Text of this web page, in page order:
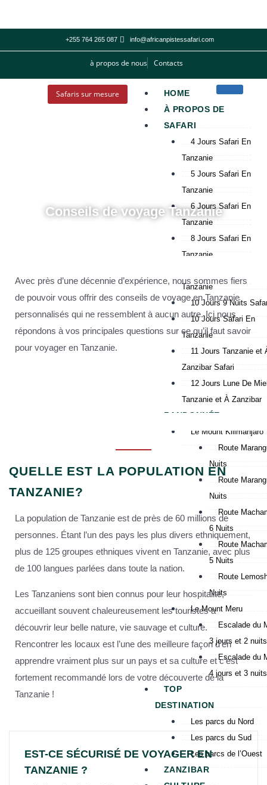
+255 764 265 087 info@africanpistessafari.com
à propos de nous Contacts
Safaris sur mesure
HOME
À PROPOS DE
SAFARI
4 Jours Safari En
Tanzanie
5 Jours Safari En
Tanzanie
6 Jours Safari En
Tanzanie
8 Jours Safari En
Tanzanie
Tanzanie
10 Jours 9 Nuits
10 Jours Safari En
Tanzanie
11 Jours Tanzanie et
Zanzibar Safari
12 Jours Lune De
Tanzanie et À Zanzibar
RANDONNÉE
Le Mount Kilimanjaro
Route
Nuits
Route
Nuits
Route
6 Nuits
Route
5 Nuits
Route
Nuits
Le Mount Meru
Escalade du
3 jours et 2 nuits
Escalade du
4 jours et 3 nuits
TOP
DESTINATION
Les parcs du Nord
Les parcs du Sud
Les parcs de l’Ouest
ZANZIBAR
Conseils de voyage Tanzanie
Avec près d’une décennie d’expérience, nous sommes fiers
de pouvoir vous offrir des conseils de voyage en Tanzanie
personnalisés qui ne ressemblent à aucun autre. Ici nous
répondons à vos principales questions sur ce qu’il faut savoir
pour voyager en Tanzanie.
QUELLE EST LA POPULATION EN
TANZANIE?
La population de Tanzanie est de près de 60 millions de
personnes. Étant l’un des pays les plus divers ethniquement,
plus de 125 groupes ethniques vivent en Tanzanie, avec plus
de 100 langues parlées dans toute la nation.
Les Tanzaniens sont bien connus pour leur hospitalité,
accueillant souvent chaleureusement les touristes à
découvrir leur belle nature, vie sauvage et culture.
Rencontrer les locaux est l’une des meilleure façon d’en
apprendre vraiment plus sur un pays et sa culture et c’est
fortement recommandé lors de votre découverte de la
Tanzanie !
EST-CE SÉCURISÉ DE VOYAGER EN
TANZANIE ?